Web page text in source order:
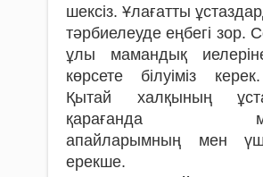
шексіз. Ұлағатты
тәрбиелеуде еңбегі зор.
ұлы мамандық
көрсете білуіміз
Қытай халқының
қарағанда
апайларымның мен
ерекше.